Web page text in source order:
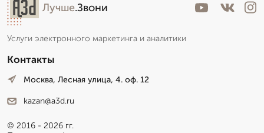
Лучше.Звони
Услуги электронного маркетинга и аналитики
Контакты
Москва, Лесная улица, 4. оф. 12
kazan@a3d.ru
© 2016 - 2026 гг.